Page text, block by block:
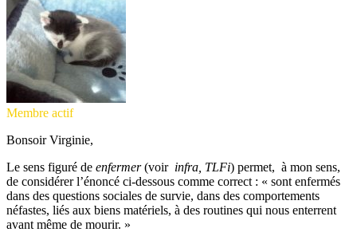
Membre actif
Bonsoir Virginie,
Le sens figuré de enfermer(voirinfra, TLFi) permet, à mon sens,
de considérer l’énoncé ci-dessous comme correct : « sont enfermés
dans des questions sociales de survie, dans des comportements
néfastes, liés aux biens matériels, à des routines qui nous enterrent
avant même de mourir. »